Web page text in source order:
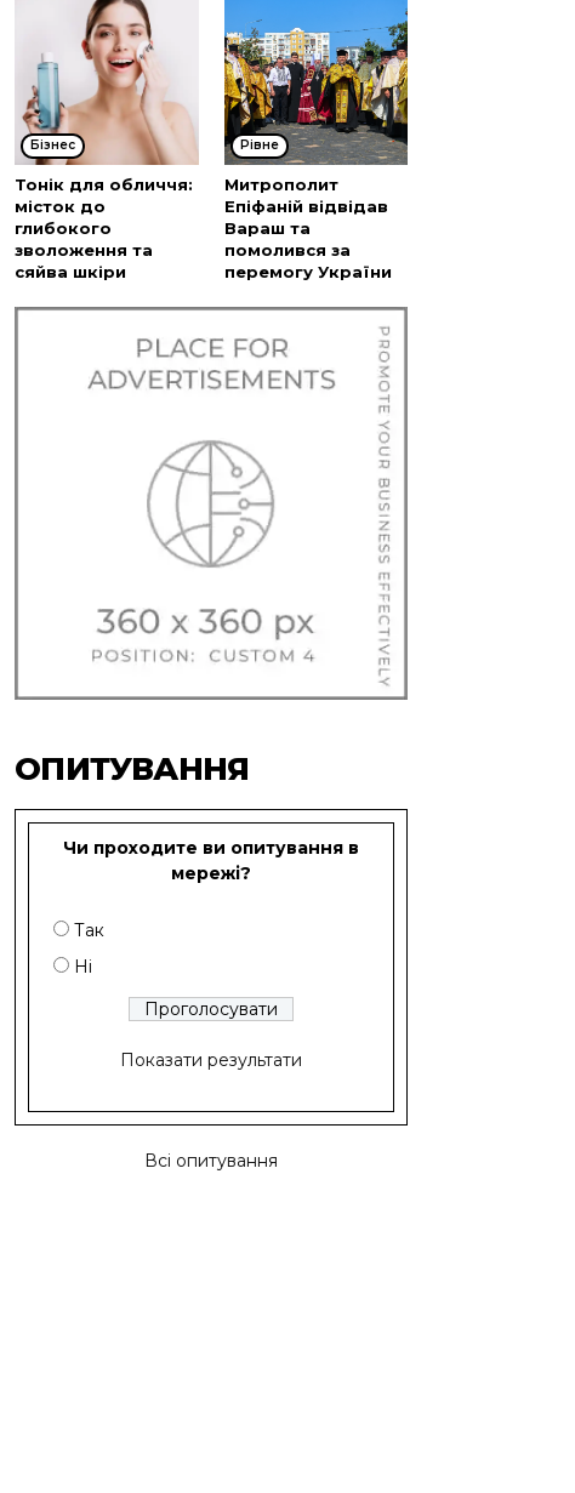
Бізнес
Тонік для обличчя:
місток до
глибокого
зволоження та
сяйва шкіри
Рівне
Митрополит
Епіфаній відвідав
Вараш та
помолився за
перемогу України
ОПИТУВАННЯ
Чи проходите ви опитування в
мережі?
Так
Ні
Показати результати
Всі опитування